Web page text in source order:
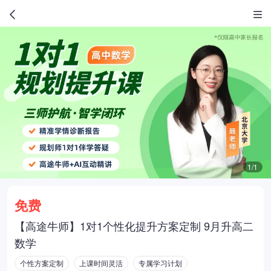
1/1
免费
【高途牛师】1对1个性化提升方案定制 9月升高二
数学
个性方案定制 上课时间灵活 专属学习计划